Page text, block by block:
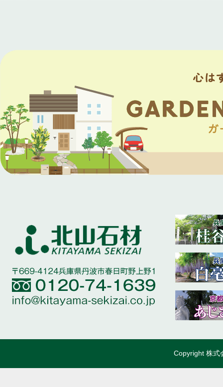
Copyright 株式